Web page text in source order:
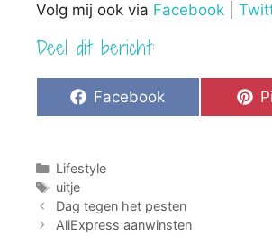
Volg mij ook via Facebook
Deel dit bericht:
Share
Facebook
Categorieën
Lifestyle
Tags
uitje
Dag tegen het pesten
AliExpress aanwinsten